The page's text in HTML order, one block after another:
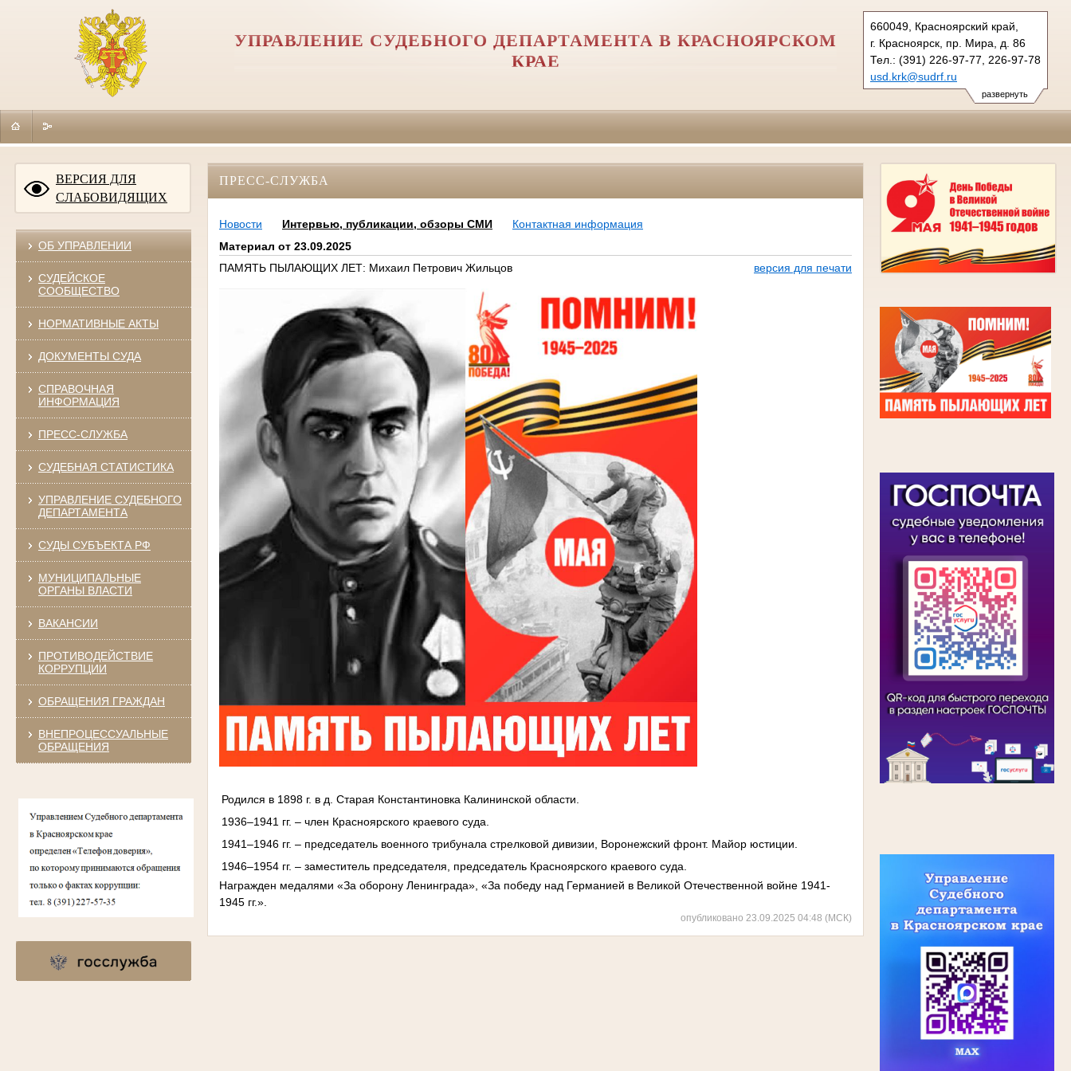
развернуть
660049, Красноярский край,
г. Красноярск, пр. Мира, д. 86
Тел.: (391) 226-97-77, 226-97-78
usd.krk@sudrf.ru
УПРАВЛЕНИЕ СУДЕБНОГО ДЕПАРТАМЕНТА В КРАСНОЯРСКОМ
КРАЕ
ВЕРСИЯ ДЛЯ
СЛАБОВИДЯЩИХ
ОБ УПРАВЛЕНИИ
СУДЕЙСКОЕ
СООБЩЕСТВО
НОРМАТИВНЫЕ АКТЫ
ДОКУМЕНТЫ СУДА
СПРАВОЧНАЯ
ИНФОРМАЦИЯ
ПРЕСС-СЛУЖБА
СУДЕБНАЯ СТАТИСТИКА
УПРАВЛЕНИЕ СУДЕБНОГО
ДЕПАРТАМЕНТА
СУДЫ СУБЪЕКТА РФ
МУНИЦИПАЛЬНЫЕ
ОРГАНЫ ВЛАСТИ
ВАКАНСИИ
ПРОТИВОДЕЙСТВИЕ
КОРРУПЦИИ
ОБРАЩЕНИЯ ГРАЖДАН
ВНЕПРОЦЕССУАЛЬНЫЕ
ОБРАЩЕНИЯ
ПРЕСС-СЛУЖБА
Новости Интервью, публикации, обзоры СМИ
Контактная информация
Материал от 23.09.2025
ПАМЯТЬ ПЫЛАЮЩИХ ЛЕТ: Михаил Петрович Жильцов
версия для печати
Родился в 1898 г. в д. Старая Константиновка Калининской области.
1936–1941 гг. – член Красноярского краевого суда.
1941–1946 гг. – председатель военного трибунала стрелковой дивизии, Воронежский фронт. Майор юстиции.
1946–1954 гг. – заместитель председателя, председатель Красноярского краевого суда.
Награжден медалями «За оборону Ленинграда», «За победу над Германией в Великой Отечественной войне 1941-
1945 гг.».
опубликовано 23.09.2025 04:48 (МСК)